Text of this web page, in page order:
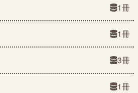
1冊
1冊
3冊
1冊